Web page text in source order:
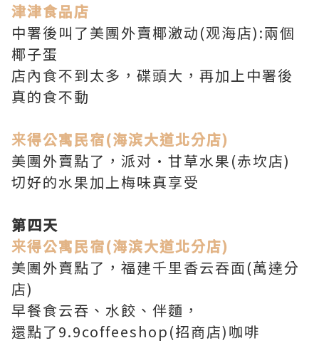
津津食品店
中署後叫了美團外賣椰激动(观海店):兩個
椰子蛋
店內食不到太多，碟頭大，再加上中署後
真的食不動
来得公寓民宿(海滨大道北分店)
美團外賣點了，派对·甘草水果(赤坎店)
切好的水果加上梅味真享受
第四天
来得公寓民宿(海滨大道北分店)
美團外賣點了，福建千里香云吞面(萬達分
店)
早餐食云吞、水餃、伴麵，
還點了9.9coffeeshop(招商店)咖啡